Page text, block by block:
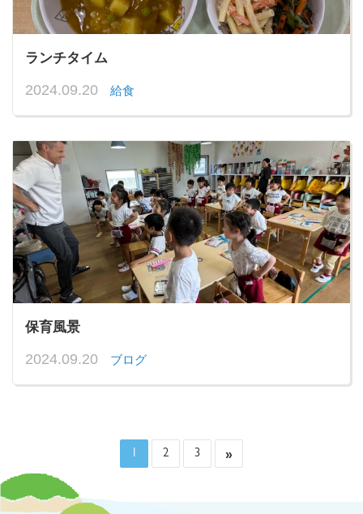
ランチタイム
2024.09.20 給食
保育風景
2024.09.20 ブログ
1 2 3 »